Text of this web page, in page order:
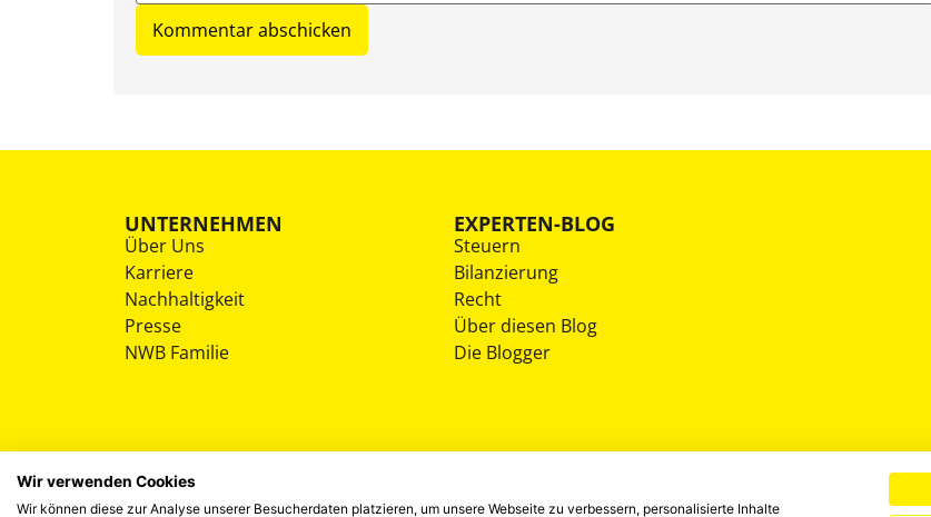
UNTERNEHMEN
Über Uns
Karriere
Nachhaltigkeit
Presse
NWB Familie
EXPERTEN-BLOG
Steuern
Bilanzierung
Recht
Über diesen Blog
Die Blogger
Wir verwenden Cookies
Wir können diese zur Analyse unserer Besucherdaten platzieren, um unsere Webseite zu verbessern, personalisierte Inhalte